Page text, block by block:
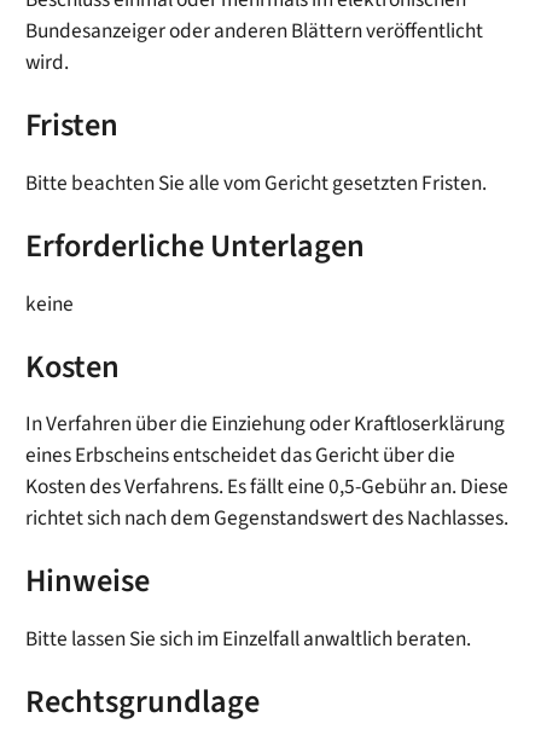
Bundesanzeiger oder anderen Blättern veröffentlicht
wird.
Fristen
Bitte beachten Sie alle vom Gericht gesetzten Fristen.
Erforderliche Unterlagen
keine
Kosten
In Verfahren über die Einziehung oder Kraftloserklärung
eines Erbscheins entscheidet das Gericht über die
Kosten des Verfahrens. Es fällt eine 0,5-Gebühr an. Diese
richtet sich nach dem Gegenstandswert des Nachlasses.
Hinweise
Bitte lassen Sie sich im Einzelfall anwaltlich beraten.
Rechtsgrundlage